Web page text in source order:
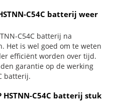
C54C batterij weer
C54C batterij na
Het is wel goed om te weten
efficiënt worden over tijd.
garantie op de werking
batterij.
C54C batterij stuk